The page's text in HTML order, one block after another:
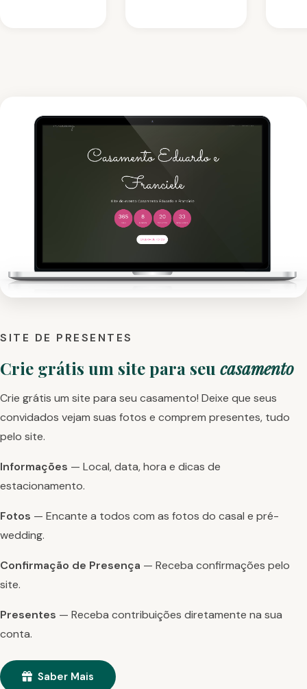
SITE DE PRESENTES
Crie grátis um site para seu casamento
Crie grátis um site para seu casamento! Deixe que seus
convidados vejam suas fotos e comprem presentes, tudo
pelo site.
Informações — Local, data, hora e dicas de
estacionamento.
Fotos — Encante a todos com as fotos do casal e pré-
wedding.
Confirmação de Presença — Receba confirmações pelo
site.
Presentes — Receba contribuições diretamente na sua
conta.
Saber Mais